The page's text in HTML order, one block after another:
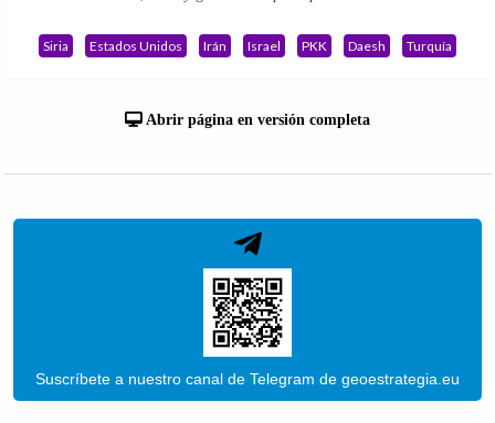
Siria Estados Unidos Irán Israel PKK Daesh Turquía
Abrir página en versión completa
Suscríbete a nuestro canal de Telegram de geoestrategia.eu